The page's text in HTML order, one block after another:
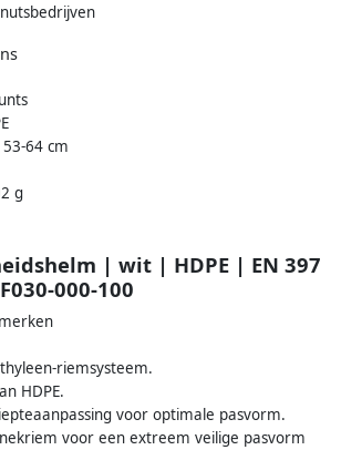
64 cm
g
| wit | HDPE | EN 397
000-100
riemsysteem.
HDPE.
voor optimale pasvorm.
voor een extreem veilige pasvorm